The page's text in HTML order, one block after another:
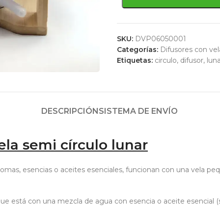
SKU: DVP06050001
Categorías: Difusores con
Etiquetas: circulo, difusor,
DESCRIPCIÓNSISTEMA DE ENVÍO
semi círculo lunar
esencias o aceites esenciales, funcionan con una vela
está con una mezcla de agua con esencia o aceite esencial